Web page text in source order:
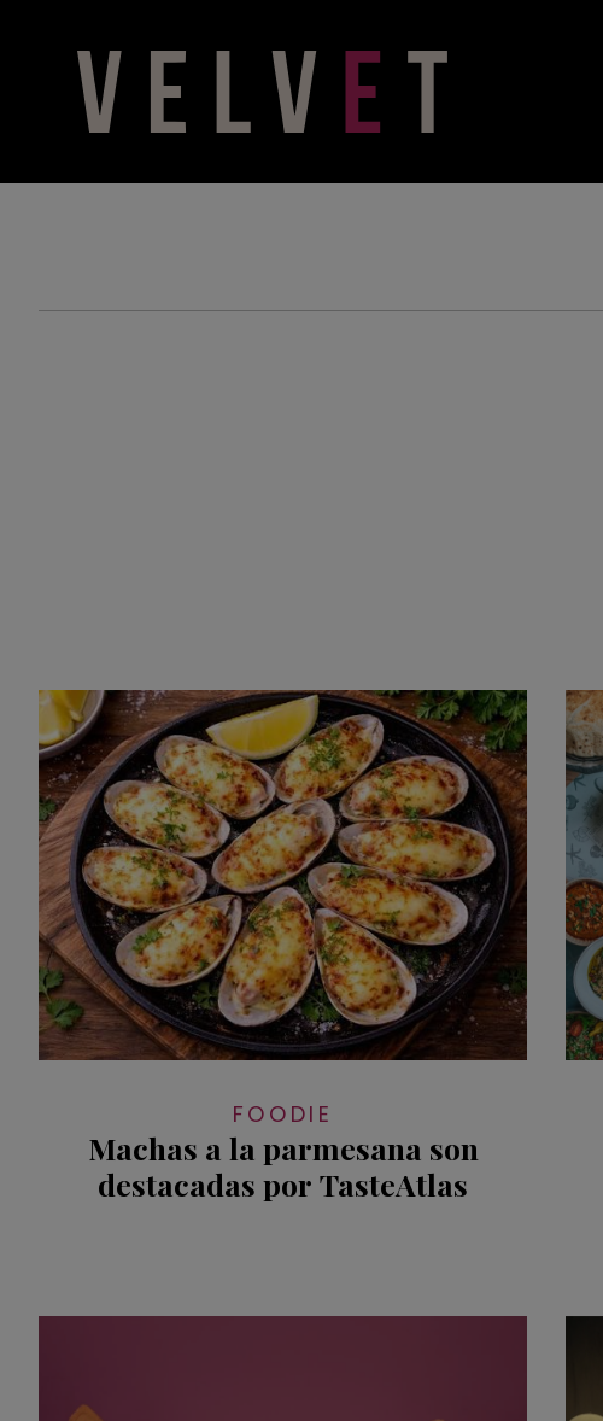
FOODIE
Machas a la parmesana son
destacadas por TasteAtlas